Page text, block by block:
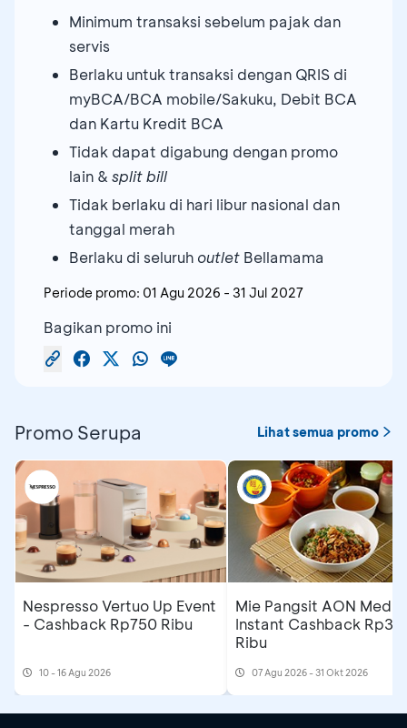
Minimum transaksi sebelum pajak dan
servis
Berlaku untuk transaksi dengan QRIS di
myBCA/BCA mobile/Sakuku, Debit BCA
dan Kartu Kredit BCA
Tidak dapat digabung dengan promo
lain & split bill
Tidak berlaku di hari libur nasional dan
tanggal merah
Berlaku di seluruh outlet Bellamama
Periode promo: 01 Agu 2026 - 31 Jul 2027
Bagikan promo ini
Promo Serupa Lihat semua promo
Nespresso Vertuo Up Event
- Cashback Rp750 Ribu
10 - 16 Agu 2026
Mie Pangsit AON
Instant Cashback Rp35
Ribu
07 Agu 2026 - 31 Okt 2026